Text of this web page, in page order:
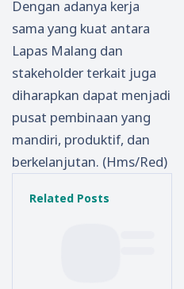
Dengan adanya kerja
sama yang kuat antara
Lapas Malang dan
stakeholder terkait juga
diharapkan dapat menjadi
pusat pembinaan yang
mandiri, produktif, dan
berkelanjutan. (Hms/Red)
Related Posts